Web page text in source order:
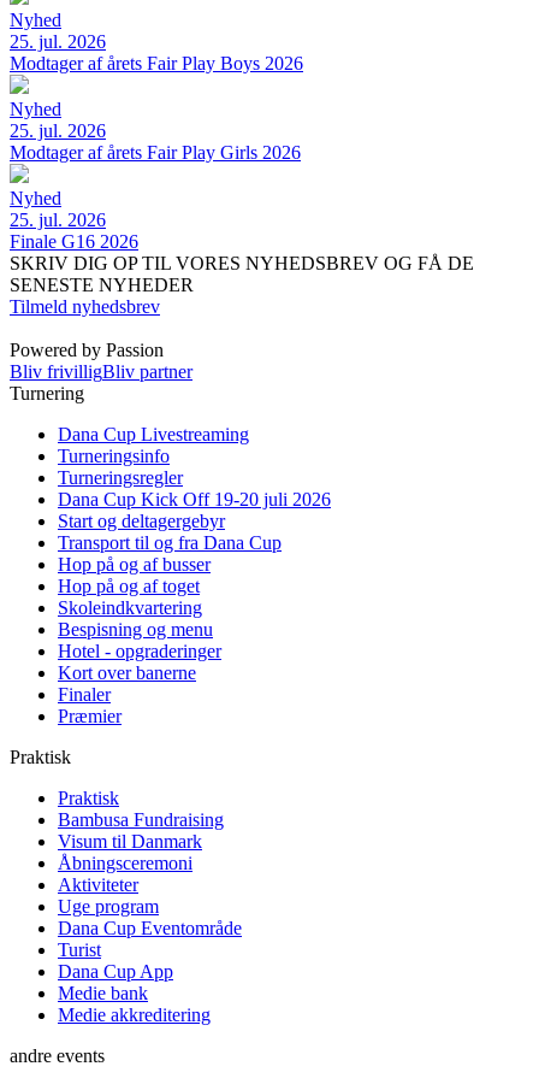
Nyhed
25. jul. 2026
Modtager af årets Fair Play Boys 2026
Nyhed
25. jul. 2026
Modtager af årets Fair Play Girls 2026
Nyhed
25. jul. 2026
Finale G16 2026
SKRIV DIG OP TIL VORES NYHEDSBREV OG FÅ DE
SENESTE NYHEDER
Tilmeld nyhedsbrev
Powered by Passion
Bliv frivilligBliv partner
Turnering
Dana Cup Livestreaming
Turneringsinfo
Turneringsregler
Dana Cup Kick Off 19-20 juli 2026
Start og deltagergebyr
Transport til og fra Dana Cup
Hop på og af busser
Hop på og af toget
Skoleindkvartering
Bespisning og menu
Hotel - opgraderinger
Kort over banerne
Finaler
Præmier
Praktisk
Praktisk
Bambusa Fundraising
Visum til Danmark
Åbningsceremoni
Aktiviteter
Uge program
Dana Cup Eventområde
Turist
Dana Cup App
Medie bank
Medie akkreditering
andre events